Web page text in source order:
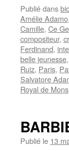
Publié dans
Amélie Adamo,
Camille, Ce
compositeur,
Ferdinand,
belle jeunesse,
Ruiz, Paris,
Salvatore
Royal de Mons
Publié le 13